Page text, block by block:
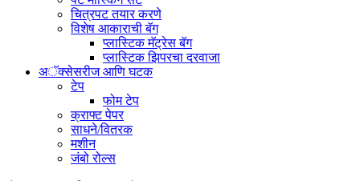
चित्रपट तयार करणे
विशेष आकाराची बॅग
प्लास्टिक मॅट्रेस बॅग
प्लास्टिक झिपरचा दरवाजा
अॅक्सेसरीज आणि घटक
टेप
फोम टेप
क्राफ्ट पेपर
साधने/वितरक
मशीन
जंबो रोल्स